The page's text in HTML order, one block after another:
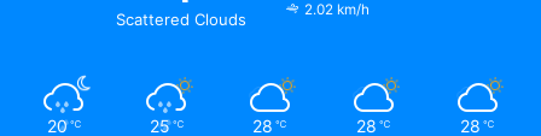
Scattered Clouds
2.02 km/h
20 ℃ 25 ℃ 28 ℃ 28 ℃ 28 ℃